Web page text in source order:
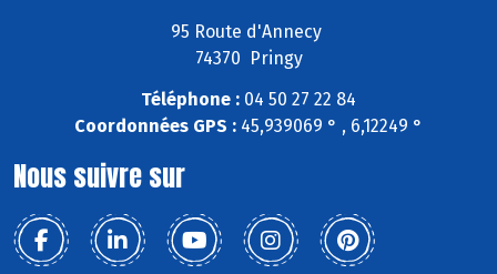
95 Route d'Annecy
74370 Pringy
Téléphone : 04 50 27 22 84
Coordonnées GPS : 45,939069 ° , 6,12249 °
Nous suivre sur